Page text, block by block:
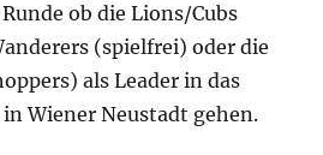
ob die Lions/Cubs
(spielfrei) oder die
als Leader in das
Wiener Neustadt gehen.